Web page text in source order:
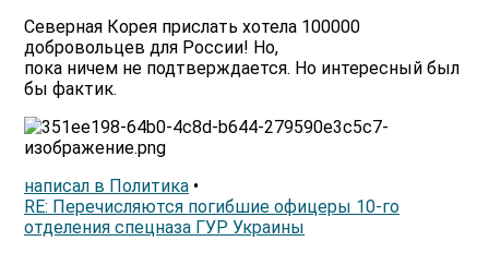
Северная Корея прислать хотела 100000
добровольцев для России! Но,
пока ничем не подтверждается. Но интересный был
бы фактик.
написал в Политика •
RE: Перечисляются погибшие офицеры 10-го
отделения спецназа ГУР Украины